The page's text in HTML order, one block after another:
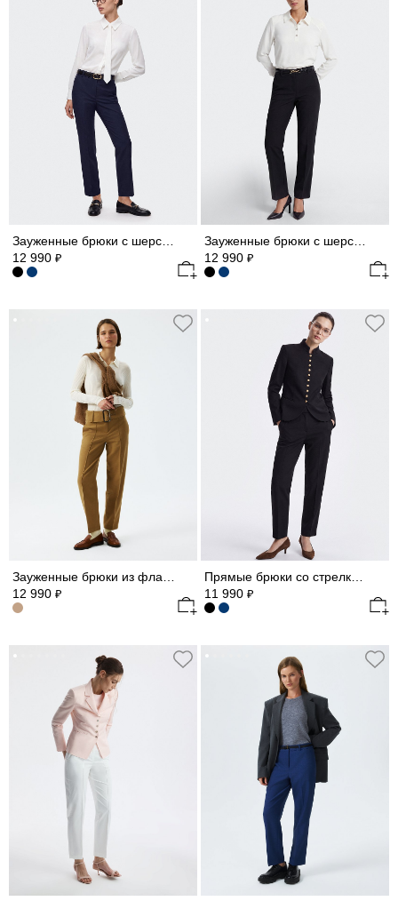
12 990 ₽
12 990 ₽
12 990 ₽
11 990 ₽